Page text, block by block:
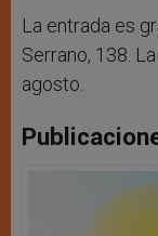
La entrada es
Serrano, 138.
agosto.